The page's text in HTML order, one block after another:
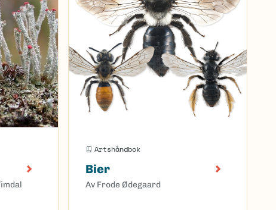
Artshåndbok
Bier
Av Frode Ødegaard